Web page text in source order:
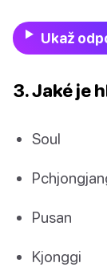
Ukaž
3. Jaké je
Soul
Pusan
Kjonggi